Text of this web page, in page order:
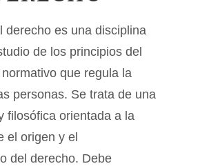
derecho es una disciplina
de los principios del
que regula la
personas. Se trata de una
filosófica orientada a la
el origen y el
del derecho. Debe